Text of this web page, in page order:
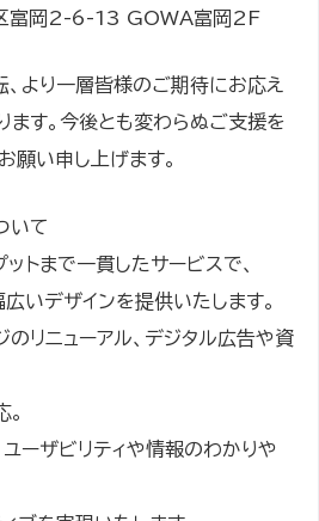
区富岡2-6-13 GOWA富岡2F
、より一層皆様のご期待にお応え
ます。今後とも変わらぬご支援を
願い申し上げます。
いて
トまで一貫したサービスで、
いデザインを提供いたします。
リニューアル、デジタル広告や資
ーザビリティや情報のわかりや